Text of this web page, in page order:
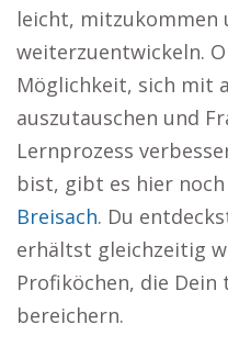
leicht, mitzukommen
weiterzuentwickeln.
Möglichkeit, sich mit
auszutauschen und
Lernprozess
bist, gibt es hier
Breisach. Du
erhältst gleichzeitig
Profiköchen, die Dein
bereichern.